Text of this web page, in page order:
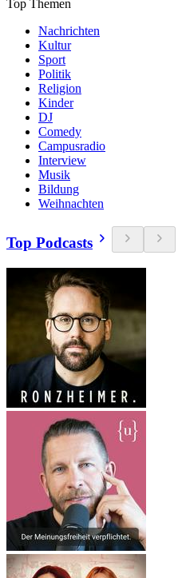
Top Themen
Nachrichten
Kultur
Sport
Politik
Religion
Kinder
DJ
Comedy
Campusradio
Interview
Musik
Bildung
Weihnachten
Top Podcasts